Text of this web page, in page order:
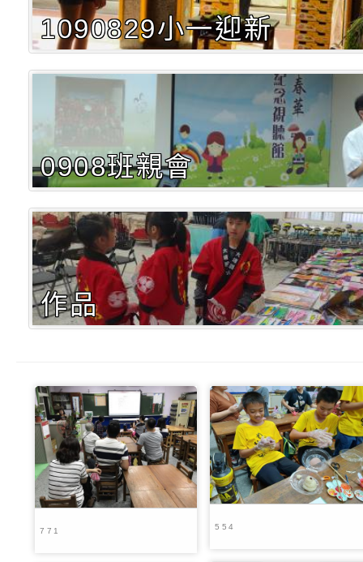
1090829小一迎新
0908班親會
作品
771
554